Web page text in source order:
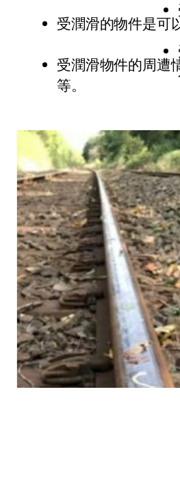
受潤滑的物件是可
受潤滑物件的周遭
等。